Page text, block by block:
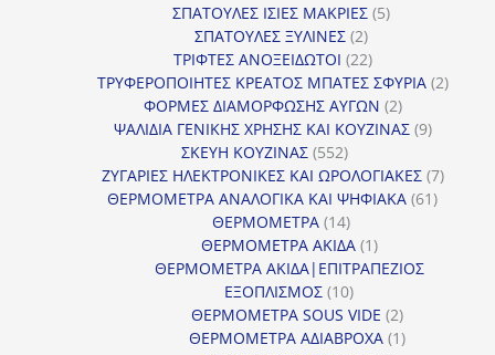
ΣΠΑΤΟΥΛΕΣ ΙΣΙΕΣ ΜΑΚΡΙΕΣ 55
ΣΠΑΤΟΥΛΕΣ ΞΥΛΙΝΕΣ 22
προϊόντα
ΤΡΙΦΤΕΣ ΑΝΟΞΕΙΔΩΤΟΙ 2222
προϊόντα
ΤΡΥΦΕΡΟΠΟΙΗΤΕΣ ΚΡΕΑΤΟΣ ΜΠΑΤΕΣ ΣΦΥΡΙΑ 22
ΦΟΡΜΕΣ ΔΙΑΜΟΡΦΩΣΗΣ ΑΥΓΩΝ 22
προϊόντα
ΨΑΛΙΔΙΑ ΓΕΝΙΚΗΣ ΧΡΗΣΗΣ ΚΑΙ ΚΟΥΖΙΝΑΣ 99
ΣΚΕΥΗ ΚΟΥΖΙΝΑΣ 552552
προϊόντα
ΖΥΓΑΡΙΕΣ ΗΛΕΚΤΡΟΝΙΚΕΣ ΚΑΙ ΩΡΟΛΟΓΙΑΚΕΣ 77
ΘΕΡΜΟΜΕΤΡΑ ΑΝΑΛΟΓΙΚΑ ΚΑΙ ΨΗΦΙΑΚΑ 6161
ΘΕΡΜΟΜΕΤΡΑ 1414
προϊόντα
ΘΕΡΜΟΜΕΤΡΑ ΑΚΙΔΑ 11
προϊόν
ΘΕΡΜΟΜΕΤΡΑ ΑΚΙΔΑ|ΕΠΙΤΡΑΠΕΖΙΟΣ
ΕΞΟΠΛΙΣΜΟΣ 1010
προϊόντα
ΘΕΡΜΟΜΕΤΡΑ SOUS VIDE 22
προϊόντα
ΘΕΡΜΟΜΕΤΡΑ ΑΔΙΑΒΡΟΧΑ 11